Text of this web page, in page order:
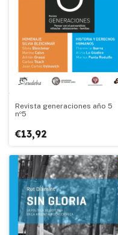
Revista generaciones año 5
nº5
€13,92